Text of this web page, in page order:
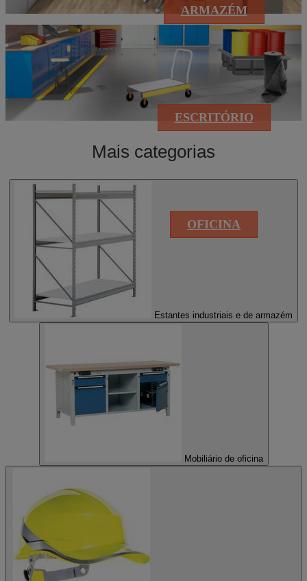
ARMAZÉM
ESCRITÓRIO
OFICINA
Mais categorias
Estantes industriais e de armazém
Mobiliário de oficina